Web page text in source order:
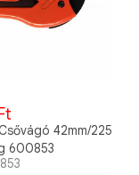
42mm/225
600853